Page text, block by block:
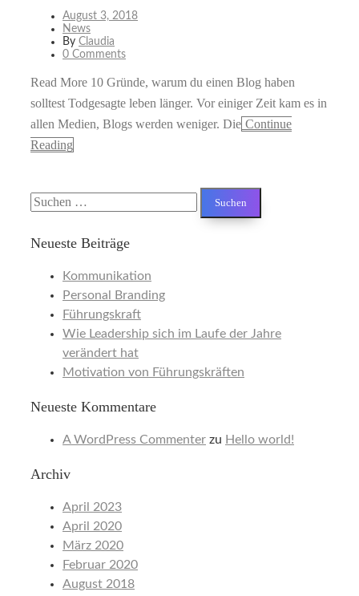
August 3, 2018
News
By Claudia
0 Comments
Read More 10 Gründe, warum du einen Blog haben
solltest Todgesagte leben länger. Vor einiger Zeit kam es in
allen Medien, Blogs werden weniger. Die Continue
Reading
Suchen
nach:
Neueste Beiträge
Kommunikation
Personal Branding
Führungskraft
Wie Leadership sich im Laufe der Jahre
verändert hat
Motivation von Führungskräften
Neueste Kommentare
A WordPress Commenter zu Hello world!
Archiv
April 2023
April 2020
März 2020
Februar 2020
August 2018